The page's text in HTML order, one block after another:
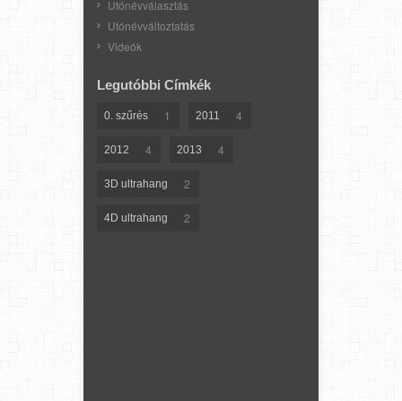
Utónévválasztás
Utónévváltoztatás
Videók
Legutóbbi Címkék
0. szűrés 1 2011 4
2012 4 2013 4
3D ultrahang 2
4D ultrahang 2